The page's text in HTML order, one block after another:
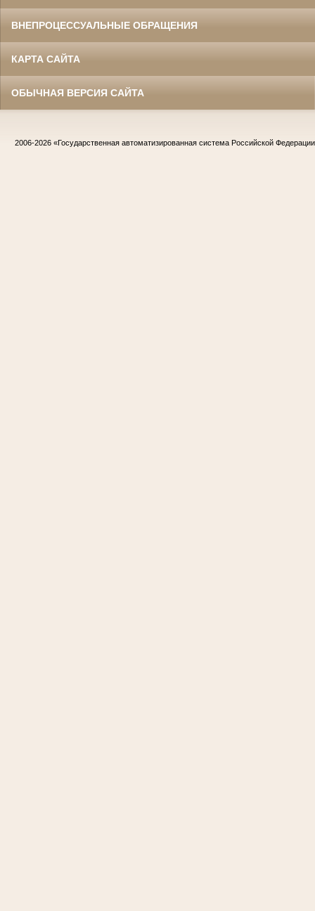
ВНЕПРОЦЕССУАЛЬНЫЕ ОБРАЩЕНИЯ
КАРТА САЙТА
ОБЫЧНАЯ ВЕРСИЯ САЙТА
2006-2026 «Государственная автоматизированная система Российской